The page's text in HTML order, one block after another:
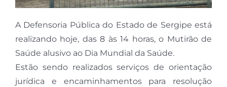
A Defensoria Pública do Estado de Sergipe está
realizando hoje, das 8 às 14 horas, o Mutirão de
Saúde alusivo ao Dia Mundial da Saúde.
Estão sendo realizados serviços de orientação
jurídica e encaminhamentos para resolução